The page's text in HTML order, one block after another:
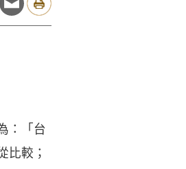
：「台
比較；